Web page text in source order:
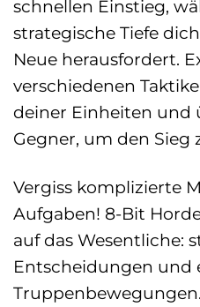
schnellen Einstieg,
strategische Tiefe
Neue herausfordert.
verschiedenen
deiner Einheiten und
Gegner, um den Sieg
Vergiss komplizierte
Aufgaben! 8-Bit
auf das Wesentliche:
Entscheidungen und